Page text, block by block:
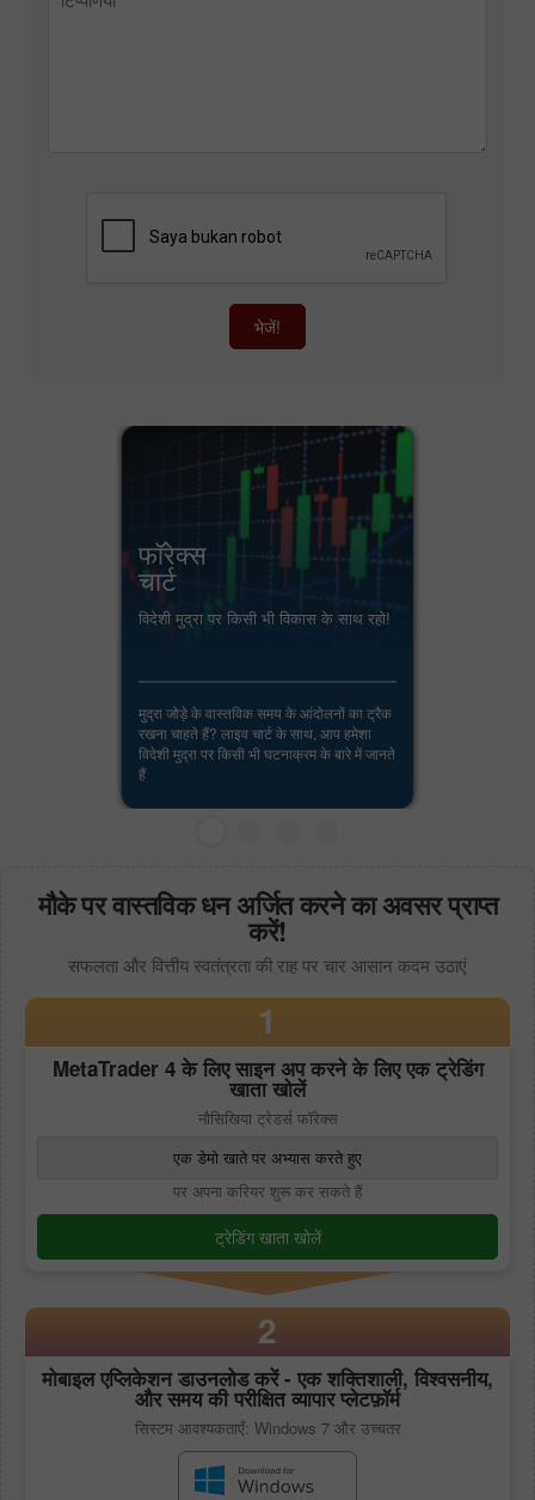
भेजें!
फॉरेक्स
चार्ट
विदेशी मुद्रा पर किसी भी विकास के साथ रहो!
मुद्रा जोड़े के वास्तविक समय के आंदोलनों का ट्रैक
रखना चाहते हैं? लाइव चार्ट के साथ, आप हमेशा
विदेशी मुद्रा पर किसी भी घटनाक्रम के बारे में जानते
हैं
मौके पर वास्तविक धन अर्जित करने का अवसर प्राप्त
करें!
सफलता और वित्तीय स्वतंत्रता की राह पर चार आसान कदम उठाएं
1
MetaTrader 4के लिए साइन अप करने के लिए एक ट्रेडिंग
खाता खोलें
नौसिखिया ट्रेडर्स फॉरेक्स
एक डेमो खाते पर अभ्यास करते हुए
पर अपना करियर शुरू कर सकते हैं
ट्रेडिंग खाता खोलें
2
मोबाइल एप्लिकेशन डाउनलोड करें - एक शक्तिशाली, विश्वसनीय,
और समय की परीक्षित व्यापार प्लेटफ़ॉर्म
सिस्टम आवश्यकताएँ: Windows 7 और उच्चतर